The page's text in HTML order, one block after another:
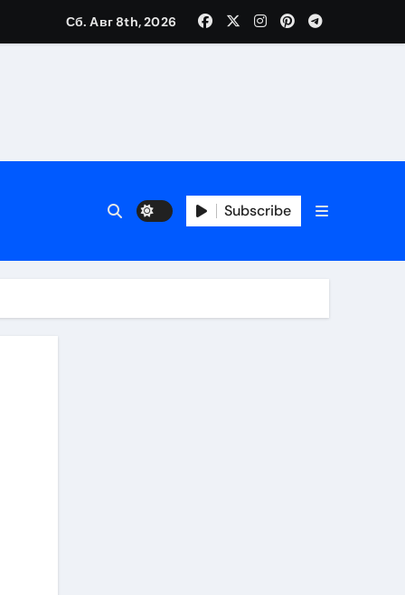
Сб. Авг 8th, 2026
Subscribe